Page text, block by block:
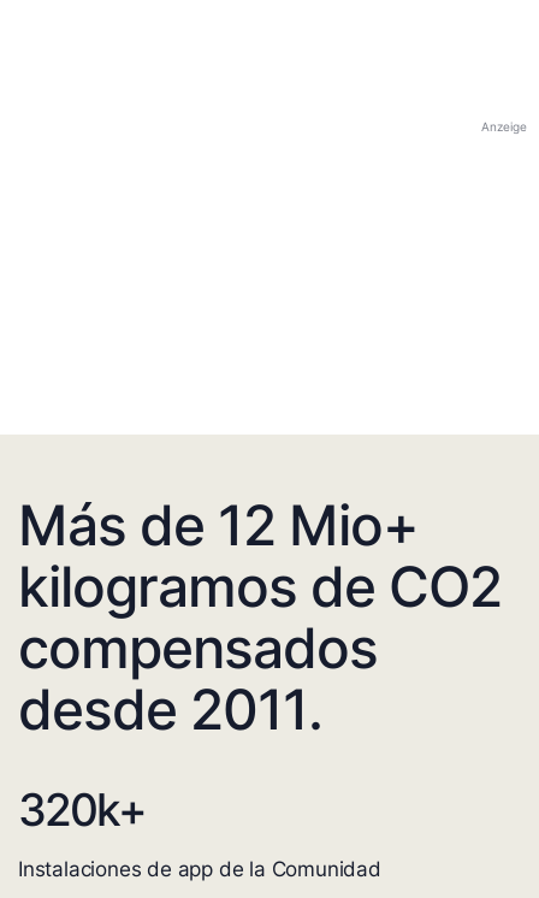
Anzeige
Más de 12 Mio+
kilogramos de CO2
compensados
desde 2011.
320k+
Instalaciones de app de la Comunidad